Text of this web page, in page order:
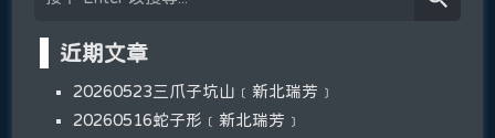
近期文章
20260523三爪子坑山﹝新北瑞芳﹞
20260516蛇子形﹝新北瑞芳﹞